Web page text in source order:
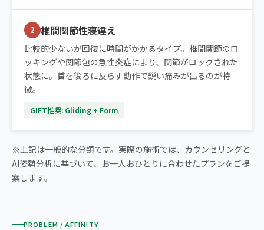
2 椎間関節性寝違え
比較的少ないが回復に時間がかかるタイプ。椎間関節のロ
ッキングや関節包の急性炎症により、関節がロックされた
状態に。首を後ろに反らす動作で鋭い痛みが出るのが特
徴。
GIFT推奨: Gliding + Form
※上記は一般的な分類です。実際の施術では、カウンセリングと
AI姿勢分析に基づいて、お一人おひとりに合わせたプランをご提
案します。
PROBLEM / AFFINITY